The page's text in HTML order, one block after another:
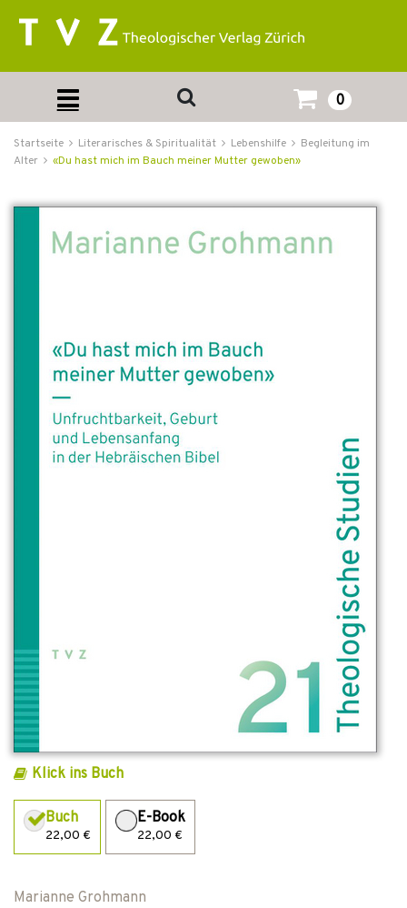
0
Startseite Literarisches & Spiritualität Lebenshilfe
Begleitung im
Alter
«Du hast mich im Bauch meiner Mutter gewoben»
Klick ins Buch
Buch
22,00 €
E-Book
22,00 €
Marianne Grohmann